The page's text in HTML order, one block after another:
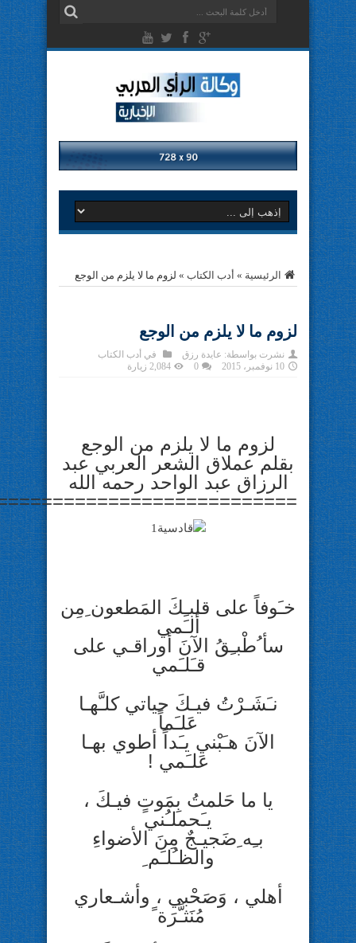
الرئيسية » أدب الكتاب » لزوم ما لا يلزم من الوجع
لزوم ما لا يلزم من الوجع
نشرت بواسطة: عايدة رزق في أدب الكتاب
10 نوفمبر، 2015
0 2,084 زيارة
لزوم ما لا يلزم من الوجع
بقلم عملاق الشعر العربي عبد
الرزاق عبد الواحد رحمه الله
خـَوفاً على قلبـِكَ المَطعون ِمِن
ألـَمي
سأ ُطْبـِقُ الآنَ أوراقـي على
قـَلـَمي
نـَشَـرْتُ فيـكَ حياتي كلـَّهـا
عَلـَماً
الآنَ هـَبْني يـَداً أطوي بهـا
عَلـَمي !
يا ما حَلمتُ بِمَوتٍ فيـكَ ،
يـَحملـُني
بـِه ِضَجيـجٌ مِنَ الأضواءِ
والظـُلـَم ِ
أهلي ، وَصَحْبي ، وأشـعاري
مُنَثـَّرَة ً